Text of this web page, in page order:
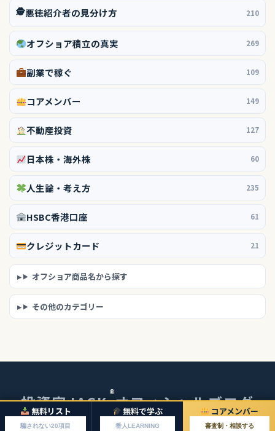
🕵️悪徳紹介者の見分け方 210
オフショア積立の真実 269
副業で稼ぐ 109
コアメンバー 149
不動産投資 127
日本株・海外株 60
人生論・考え方 235
HSBC香港口座 61
クレジットカード 21
オフショア商品名から探す
その他のカテゴリー
無料リスト
騙されない20項目
無料で学ぶ
番人LEARNING
コアメンバー
審査制・相談する
投資家JACK®オフィシャルブログ
© 2026 投資家JACKオフィシャルブログ